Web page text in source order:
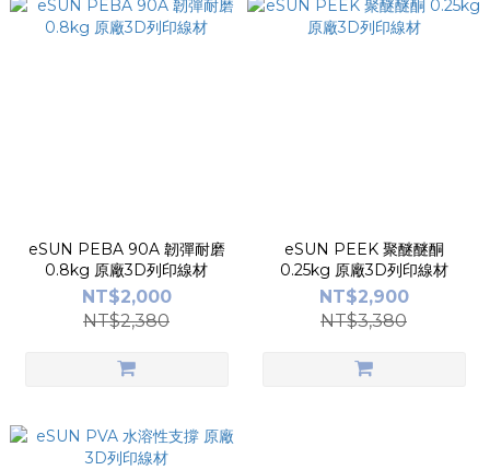
eSUN PEBA 90A 韌彈耐磨
0.8kg 原廠3D列印線材
NT$2,000
NT$2,380
eSUN PEEK 聚醚醚酮
0.25kg 原廠3D列印線材
NT$2,900
NT$3,380